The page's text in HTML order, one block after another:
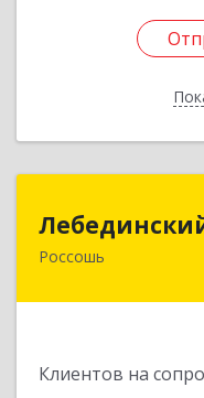
Россошь
Клиентов на
396650,